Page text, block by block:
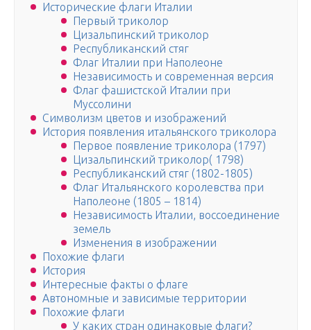
Исторические флаги Италии
Первый триколор
Цизальпинский триколор
Республиканский стяг
Флаг Италии при Наполеоне
Независимость и современная версия
Флаг фашистской Италии при
Муссолини
Символизм цветов и изображений
История появления итальянского триколора
Первое появление триколора (1797)
Цизальпинский триколор( 1798)
Республиканский стяг (1802-1805)
Флаг Итальянского королевства при
Наполеоне (1805 – 1814)
Независимость Италии, воссоединение
земель
Изменения в изображении
Похожие флаги
История
Интересные факты о флаге
Автономные и зависимые территории
Похожие флаги
У каких стран одинаковые флаги?